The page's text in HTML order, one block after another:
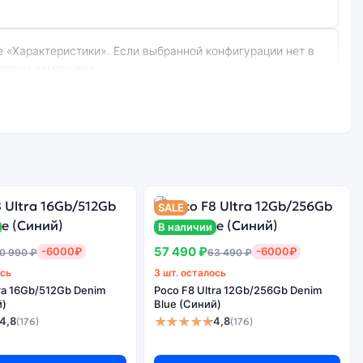
и самовывоз.
Redmi 9A (Восст.)
2Gb/32Gb Sky Blue
(Синий)
990 ₽ -6000₽
16Gb/512Gb Denim
(176)
SALE
В наличии
57 490 ₽63 490 ₽ -6000₽
3 шт. осталось
Poco F8 Ultra 12Gb/256Gb Denim
Blue (Синий)
★★★★★4,8(176)